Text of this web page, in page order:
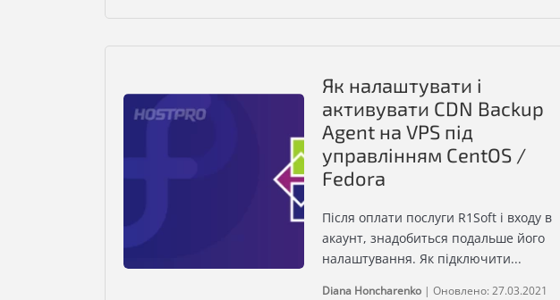
Як налаштувати і
активувати CDN Backup
Agent на VPS під
управлінням CentOS /
Fedora
Після оплати послуги R1Soft і входу в
акаунт, знадобиться подальше його
налаштування. Як підключити...
Diana Honcharenko |Оновлено: 27.03.2021